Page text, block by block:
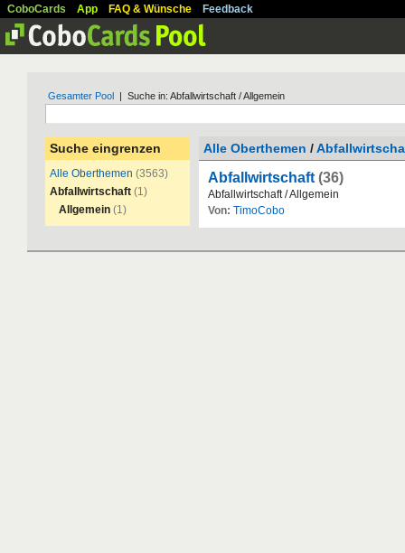
CoboCards App FAQ & Wünsche Feedback
Gesamter Pool | Suche in: Abfallwirtschaft / Allgemein
Suche eingrenzen
Alle Oberthemen (3563)
Abfallwirtschaft (1)
Allgemein (1)
Alle Oberthemen /
Abfallwirtschaft (36)
Abfallwirtschaft/Allgemein
Von: TimoCobo